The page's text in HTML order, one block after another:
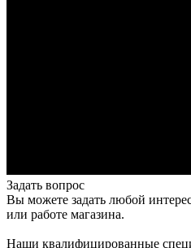
Задать вопрос
Вы можете задать любой
или работе магазина.
Наши квалифицированные